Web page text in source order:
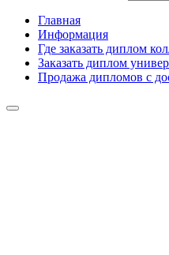
Главная
Информация
Где заказать диплом
Заказать диплом
Продажа дипломов с